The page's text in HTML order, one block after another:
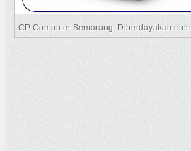
CP Computer Semarang. Diberdayakan oleh